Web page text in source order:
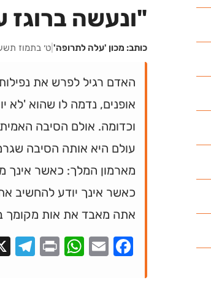
"ונעשה ברוגז
כותב: מכון 'עלה לתרופה' ט׳ בתמוז
האדם רגיל לפרש את
אופנים, נדמה לו שהוא 'לא
וכדומה. אולם הסיבה
עולם היא אותה הסיבה
מארמון המלך: כאשר אינך
כאשר אינך יודע להחשיב
אתה מאבד את אות מקומך
Facebook
Email